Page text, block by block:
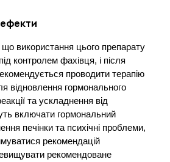
ефекти
використання цього препарату
контролем фахівця, і після
проводити терапію
відновлення гормонального
та ускладнення від
включати гормональний
печінки та психічні проблеми,
рекомендацій
рекомендоване